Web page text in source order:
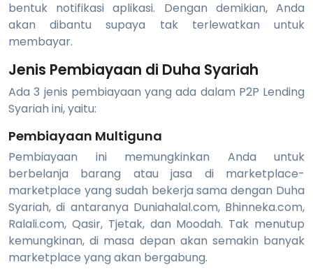
bentuk notifikasi aplikasi. Dengan demikian, Anda
akan dibantu supaya tak terlewatkan untuk
membayar.
Jenis Pembiayaan di Duha Syariah
Ada 3 jenis pembiayaan yang ada dalam P2P Lending
Syariah ini, yaitu:
Pembiayaan Multiguna
Pembiayaan ini memungkinkan Anda untuk
berbelanja barang atau jasa di marketplace-
marketplace yang sudah bekerja sama dengan Duha
Syariah, di antaranya Duniahalal.com, Bhinneka.com,
Ralali.com, Qasir, Tjetak, dan Moodah. Tak menutup
kemungkinan, di masa depan akan semakin banyak
marketplace yang akan bergabung.